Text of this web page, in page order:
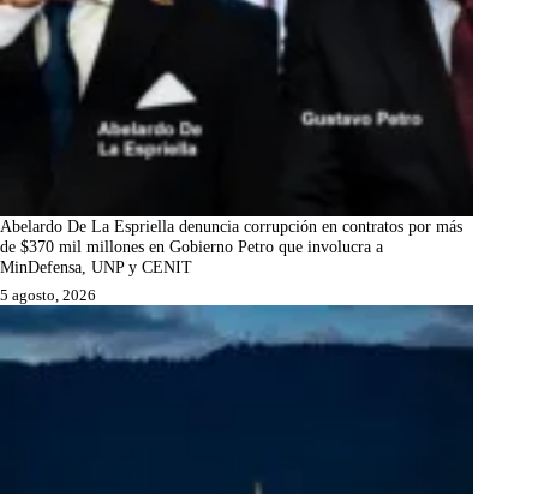
Abelardo De La Espriella denuncia corrupción en contratos por más
de $370 mil millones en Gobierno Petro que involucra a
MinDefensa, UNP y CENIT
5 agosto, 2026